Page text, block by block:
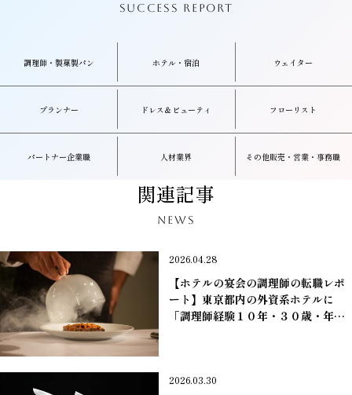
SUCCESS REPORT
調理師・製菓製パン ホテル・宿泊 ウェイター
プランナー ドレス＆ビューティ フローリスト
パートナー企業職 人材業界 その他販売・営業・事務職
関連記事
NEWS
2026.04.28
【ホテルの宴会の調理師の転職レポ
ート】東京都内の外資系ホテルに
「調理師経験１０年・３０歳・年収
2026.03.30